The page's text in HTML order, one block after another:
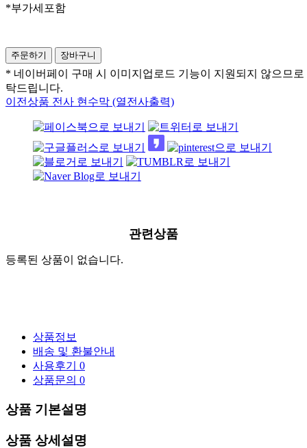
*부가세포함
* 네이버페이 구매 시 이미지업로드 기능이 지원되지 않으므
탁드립니다.
이전상품 전사 현수막 (열전사출력)
관련상품
등록된 상품이 없습니다.
상품정보
배송 및 환불안내
사용후기 0
상품문의 0
상품 기본설명
상품 상세설명